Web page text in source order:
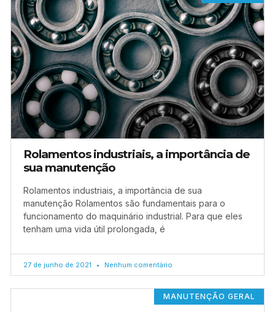
Rolamentos industriais, a importância de
sua manutenção
Rolamentos industriais, a importância de sua
manutenção Rolamentos são fundamentais para o
funcionamento do maquinário industrial. Para que eles
tenham uma vida útil prolongada, é
27 de junho de 2021 Nenhum comentário
MANUTENÇÃO GERAL